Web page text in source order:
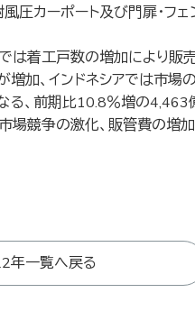
圧カーポート及び門扉・
着工戸数の増加により販
加、インドネシアでは市場
、前期比10.8％増の
場競争の激化、販管費の
年一覧へ戻る